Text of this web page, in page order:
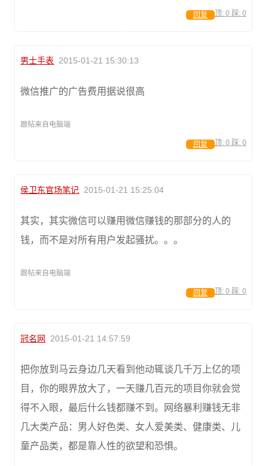
顶: 0 踩: 0
回复
男士手表 2015-01-21 15:30:13
微信推广的广告费用据说很高
跟帖来自电脑端
顶: 0 踩: 0
回复
侯卫东官场笔记 2015-01-21 15:25:04
其实，其实微信可以赚用微信赚钱的那部分的人的
钱，而不是对所有用户发起骚扰。。。
跟帖来自电脑端
顶: 0 踩: 0
回复
冠名网 2015-01-21 14:57:59
把你放到马云身边几天看到他动辄谈几千万上亿的项
目，你的眼界放大了，一天赚几百元的项目你就会觉
得不入眼，最后什么钱都赚不到。网络暴利赚钱无非
几大类产品：男人好色类、女人爱美类、健康类、儿
童产品类，都是靠人性的欲望和恐惧。